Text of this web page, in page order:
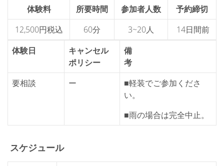
体験料 所要時間 参加者人数
予約締切
12,500円税込
60分 3~20人
14日間前
体験日
キャンセル
ポリシー
備
考
要相談
ー
■軽装でご参加くださ
い。
■雨の場合は完全中止。
スケジュール